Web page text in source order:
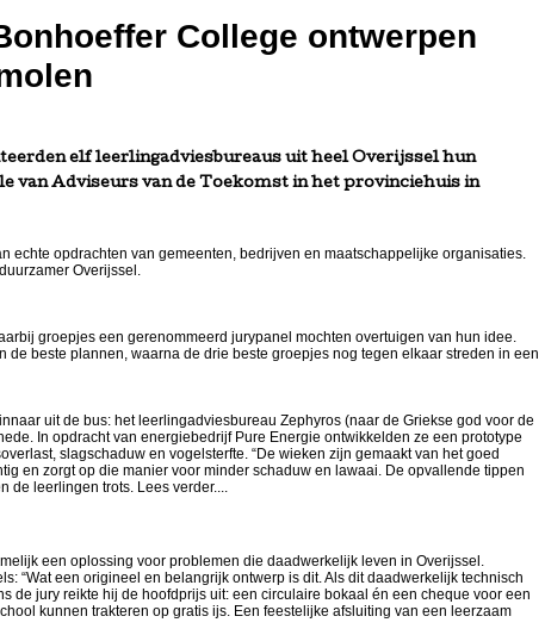
College ontwerpen
elf leerlingadviesbureaus uit heel Overijssel hun
van Adviseurs van de Toekomst in het provinciehuis in
echte opdrachten van gemeenten, bedrijven en maatschappelijke organisaties.
Overijssel.
groepjes een gerenommeerd jurypanel mochten overtuigen van hun idee.
de beste plannen, waarna de drie beste groepjes nog tegen elkaar streden in een
uit de bus: het leerlingadviesbureau Zephyros (naar de Griekse god voor de
In opdracht van energiebedrijf Pure Energie ontwikkelden ze een prototype
slagschaduw en vogelsterfte. “De wieken zijn gemaakt van het goed
en zorgt op die manier voor minder schaduw en lawaai. De opvallende tippen
de leerlingen trots. Lees verder....
een oplossing voor problemen die daadwerkelijk leven in Overijssel.
“Wat een origineel en belangrijk ontwerp is dit. Als dit daadwerkelijk technisch
de jury reikte hij de hoofdprijs uit: een circulaire bokaal én een cheque voor een
kunnen trakteren op gratis ijs. Een feestelijke afsluiting van een leerzaam